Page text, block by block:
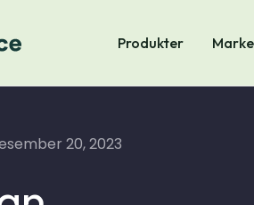
Produkter
20, 2023